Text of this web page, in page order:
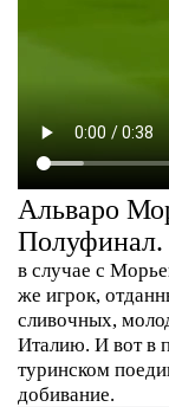
Альваро
в случае с
же игрок,
сливочных,
Италию. И вот в
туринском
добивание.